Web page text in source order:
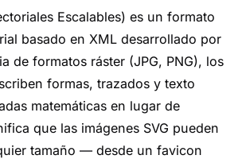
Escalables) es un formato
basado en XML desarrollado por
de formatos ráster (JPG, PNG), los
formas, trazados y texto
matemáticas en lugar de
que las imágenes SVG pueden
tamaño — desde un favicon